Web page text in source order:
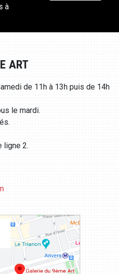
à
ART
de 11h à 13h puis de 14h
le mardi.
ligne 2.